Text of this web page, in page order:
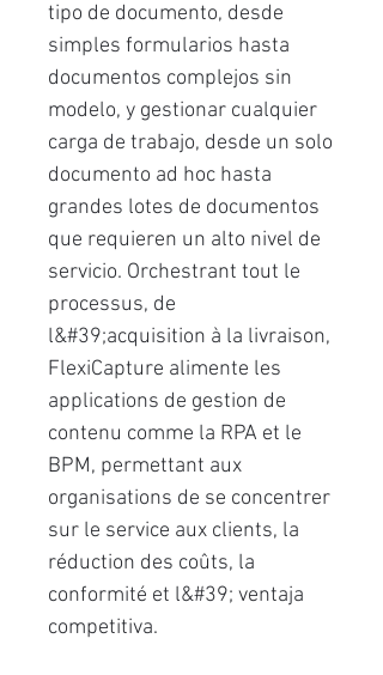
tipo de documento, desde
simples formularios hasta
documentos complejos sin
modelo, y gestionar cualquier
carga de trabajo, desde un solo
documento ad hoc hasta
grandes lotes de documentos
que requieren un alto nivel de
servicio. Orchestrant tout le
processus, de
l&#39;acquisition à la livraison,
FlexiCapture alimente les
applications de gestion de
contenu comme la RPA et le
BPM, permettant aux
organisations de se concentrer
sur le service aux clients, la
réduction des coûts, la
conformité et l&#39; ventaja
competitiva.